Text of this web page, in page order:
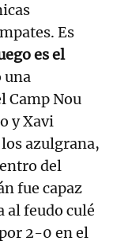
Es
es el
una
Camp Nou
y Xavi
azulgrana,
del
fue capaz
al feudo culé
2-0 en el